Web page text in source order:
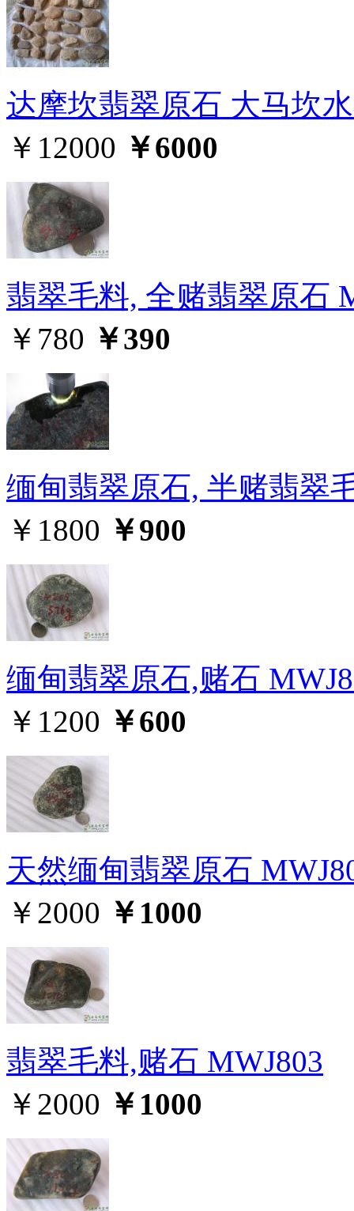
达摩坎翡翠原石 大马坎
￥12000 ￥6000
翡翠毛料, 全赌翡翠原石
￥780 ￥390
缅甸翡翠原石, 半赌翡翠
￥1800 ￥900
缅甸翡翠原石,赌石
￥1200 ￥600
天然缅甸翡翠原石
￥2000 ￥1000
翡翠毛料,赌石 MWJ803
￥2000 ￥1000